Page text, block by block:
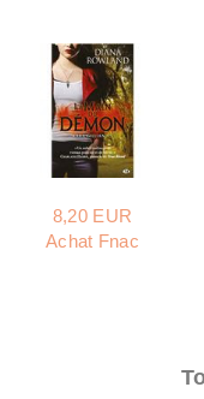
8,20 EUR
Achat Fnac